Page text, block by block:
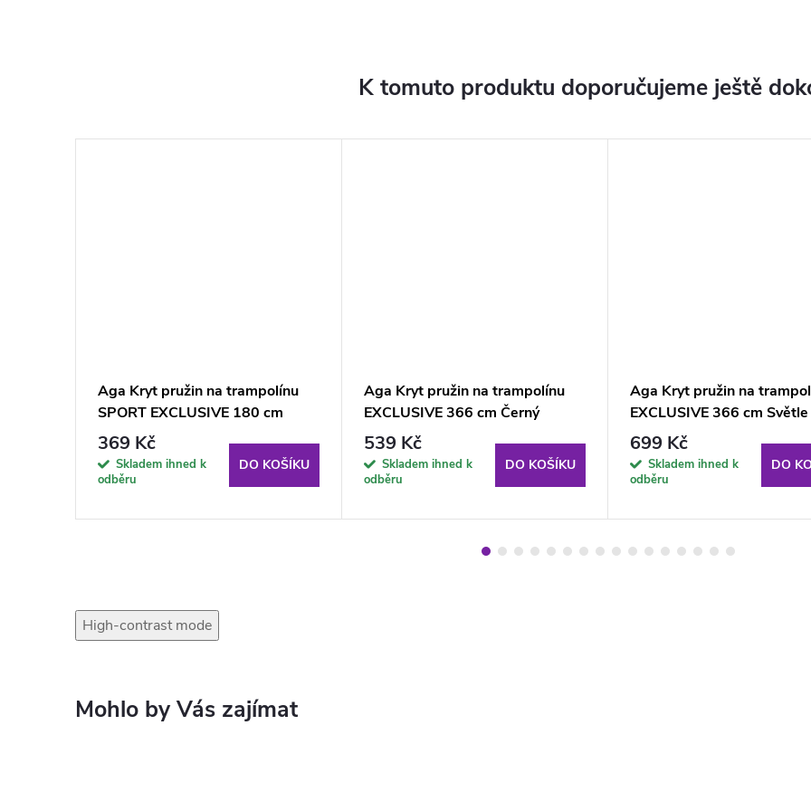
K tomuto produktu doporučujeme ještě
Aga Kryt pružin na trampolínu
SPORT EXCLUSIVE 180 cm
Světle modrý
369 Kč
Skladem ihned k
odběru
DO KOŠÍKU
Aga Kryt pružin na trampolínu
EXCLUSIVE 366 cm Černý
539 Kč
Skladem ihned k
odběru
DO KOŠÍKU
Aga Kryt pružin na
EXCLUSIVE 366 cm Světle
modrý
699 Kč
Skladem ihned k
odběru
DO
High-contrast mode